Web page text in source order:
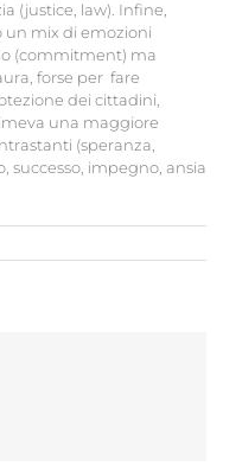
(justice, law). Infine,
un mix di emozioni
(commitment) ma
forse per fare
dei cittadini,
una maggiore
(speranza,
successo, impegno, ansia